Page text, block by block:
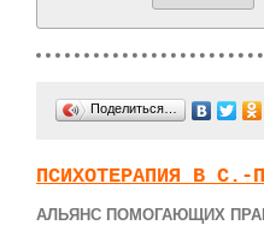
Поделиться…
ПСИХОТЕРАПИЯ В С.-
АЛЬЯНС ПОМОГАЮЩИХ